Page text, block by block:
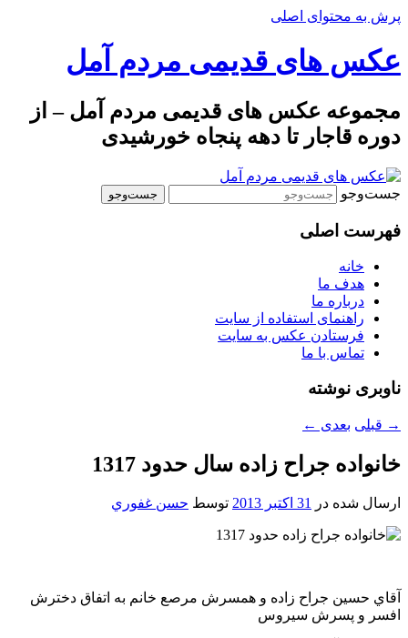
پرش به محتوای اصلی
عکس های قدیمی مردم آمل
مجموعه عکس های قدیمی مردم آمل – از
دوره قاجار تا دهه پنجاه خورشیدی
جست‌وجو
فهرست اصلی
خانه
هدف ما
درباره ما
راهنمای استفاده از سایت
فرستادن عکس به سایت
تماس با ما
ناوبری نوشته
→ قبلی بعدی ←
خانواده جراح زاده سال حدود 1317
ارسال شده در 31 اکتبر 2013 توسط حسن غفوري
آقاي حسين جراح زاده و همسرش مرصع خانم به اتفاق دخترش
افسر و پسرش سيروس